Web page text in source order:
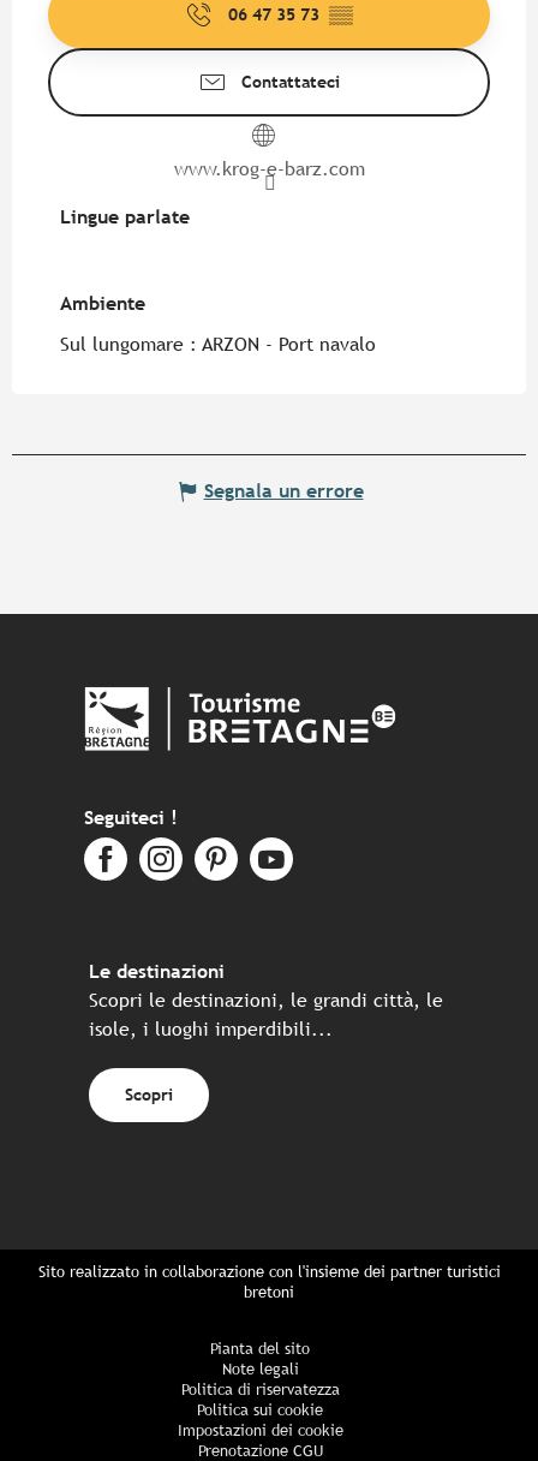
06 47 35 73 ▒▒
Contattateci
www.krog-e-barz.com
Lingue parlate
Lingue parlate
Ambiente
Ambiente
Sul lungomare : ARZON - Port navalo
Segnala un errore
Seguiteci !
Le destinazioni
Scopri le destinazioni, le grandi città, le
isole, i luoghi imperdibili...
Scopri
Sito realizzato in collaborazione con l'insieme dei partner turistici
bretoni
Pianta del sito
Note legali
Politica di riservatezza
Politica sui cookie
Impostazioni dei cookie
Prenotazione CGU